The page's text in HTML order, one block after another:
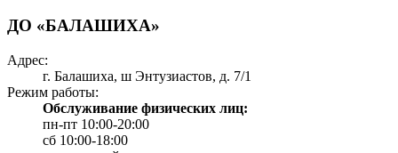
ДО «БАЛАШИХА»
Адрес:
г. Балашиха, ш Энтузиастов, д. 7/1
Режим работы:
Обслуживание физических лиц:
пн-пт 10:00-20:00
сб 10:00-18:00